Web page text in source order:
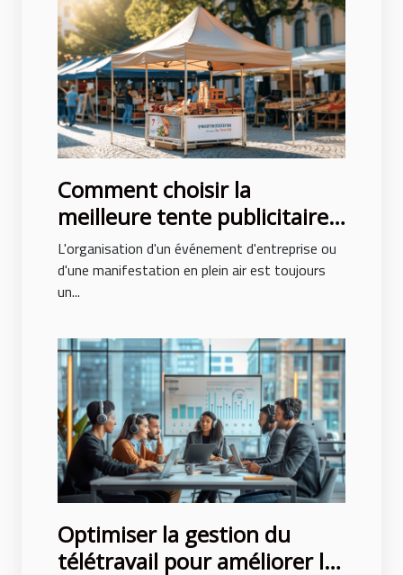
Comment choisir la
meilleure tente publicitaire
pour votre événement
L'organisation d'un événement d'entreprise ou
d'une manifestation en plein air est toujours
un...
Optimiser la gestion du
télétravail pour améliorer la